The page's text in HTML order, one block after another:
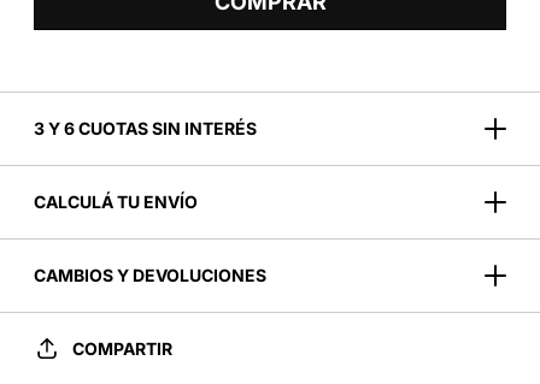
3 Y 6 CUOTAS SIN INTERÉS
CALCULÁ TU ENVÍO
CAMBIOS Y DEVOLUCIONES
COMPARTIR